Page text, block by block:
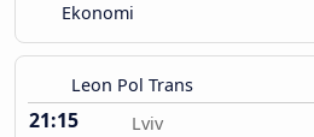
Ekonomi
Leon Pol Trans
21:15 Lviv